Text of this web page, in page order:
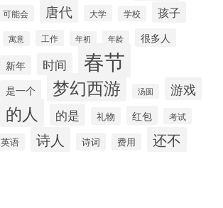
可能会 唐代 大学 学校 孩子
寓意 工作 年初 年龄 很多人
新年 时间 春节
是一个 梦幻西游 汤圆 游戏
的人 的是 礼物 红包 考试
英语 诗人 诗词 费用 还不